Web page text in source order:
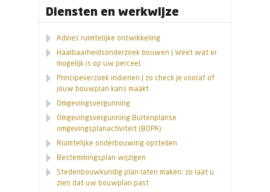
Diensten en werkwijze
Advies ruimtelijke ontwikkeling
Haalbaarheidsonderzoek bouwen | Weet wat er
mogelijk is op uw perceel
Principeverzoek indienen | zo check je vooraf of
jouw bouwplan kans maakt
Omgevingsvergunning
Omgevingsvergunning Buitenplanse
omgevingsplanactiviteit (BOPA)
Ruimtelijke onderbouwing opstellen
Bestemmingsplan wijzigen
Stedenbouwkundig plan laten maken: zo laat u
zien dat uw bouwplan past